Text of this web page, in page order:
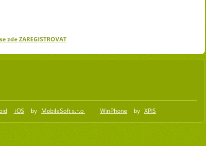
zde ZAREGISTROVAT
iOS by MobileSoft s.r.o WinPhone by XPIS